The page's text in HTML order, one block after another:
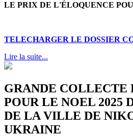
LE PRIX DE L'ÉLOQUENCE
TELECHARGER LE DOSSIER
Lire la suite...
GRANDE COLLECTE
POUR LE NOEL 2025
DE LA VILLE DE
UKRAINE